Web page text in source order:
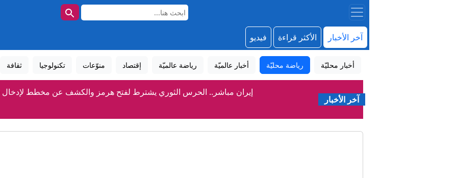
آخر الأخبار الأكثر قراءة فيديو
أخبار محليّة رياضة محليّة أخبار عالميّة رياضة عالميّة إقتصاد منوّعات تكنولوجيا ثقافة
آخر الأخبار
إيران مباشر.. الحرس الثوري يشترط لفتح هرمز والكشف عن مخطط لإدخال
من الاستيراد إلى الاستدامة: أي مستقبل غذائي لتونس؟